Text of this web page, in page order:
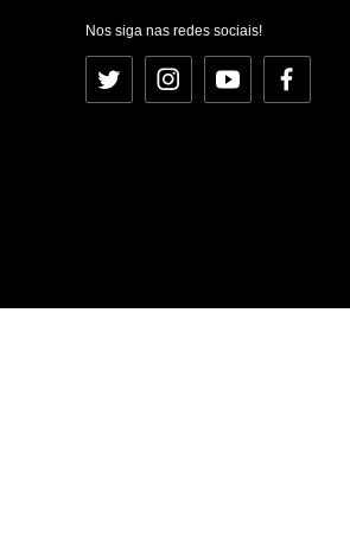
Nos siga nas redes sociais!
Twitter InstagramYouTubeFacebook